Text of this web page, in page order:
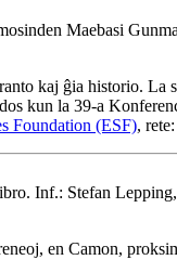
Maebasi
kaj ĝia historio.
kun la 39-a
Foundation (ESF), rete:
Inf.: Stefan
en Camon,